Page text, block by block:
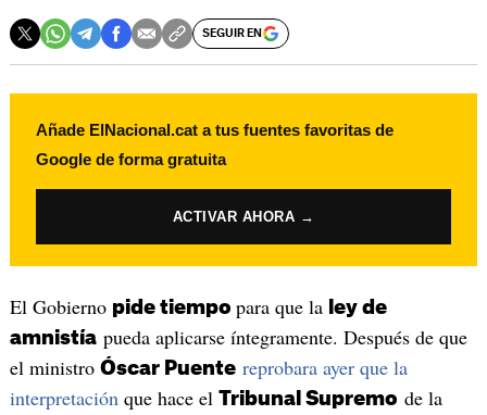
SEGUIR EN
Añade ElNacional.cat a tus fuentes favoritas de
Google de forma gratuita
ACTIVAR AHORA →
El Gobierno pide tiempo para que la ley de
amnistíapueda aplicarse íntegramente. Después de que
el ministro Óscar Puente reprobara ayer que la
interpretaciónque hace el Tribunal Supremo de la